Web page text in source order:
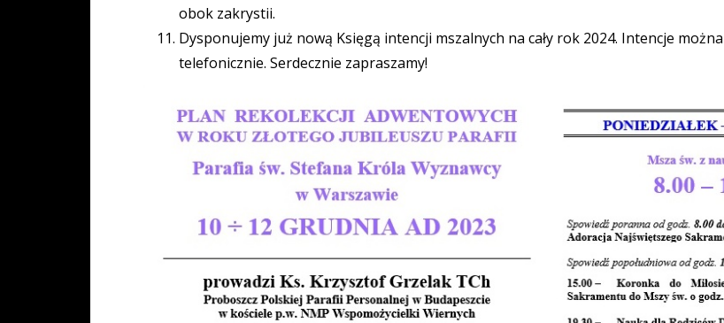
obok zakrystii.
Dysponujemy już nową Księgą intencji mszalnych na cały rok 2024. Intencje
telefonicznie. Serdecznie zapraszamy!